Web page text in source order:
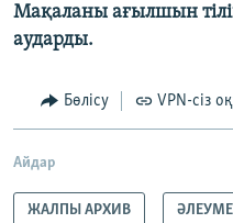
Мақаланы ағылшын
аударды.
Бөлісу VPN-сіз
Айдар
ЖАЛПЫ АРХИВ